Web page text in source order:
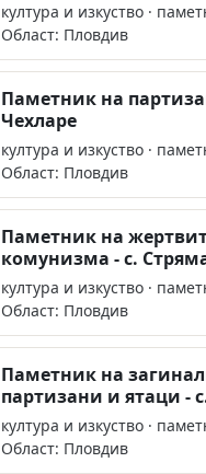
култура и изкуство ·
Област: Пловдив
Паметник на
Чехларе
култура и изкуство ·
Област: Пловдив
Паметник на
комунизма - с.
култура и изкуство ·
Област: Пловдив
Паметник на
партизани и ятаци -
култура и изкуство ·
Област: Пловдив